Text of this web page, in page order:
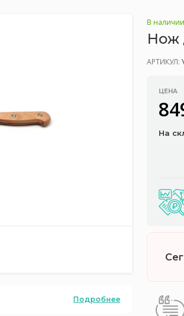
Подробнее
В наличии
Нож
АРТИКУЛ:
ЦЕНА
На